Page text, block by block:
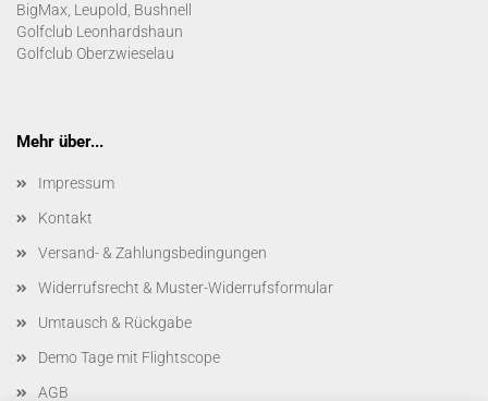
BigMax, Leupold, Bushnell
Golfclub Leonhardshaun
Golfclub Oberzwieselau
Mehr über...
Impressum
Kontakt
Versand- & Zahlungsbedingungen
Widerrufsrecht & Muster-Widerrufsformular
Umtausch & Rückgabe
Demo Tage mit Flightscope
AGB